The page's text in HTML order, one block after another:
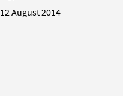
12 August 2014